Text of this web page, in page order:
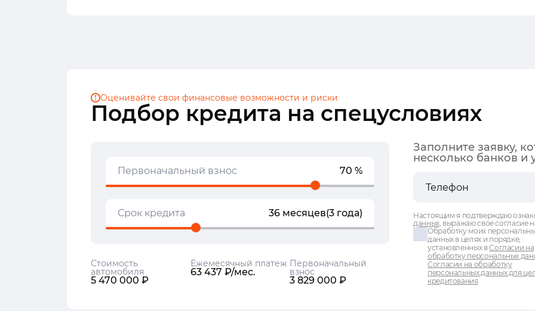
Подбор кредита на спецусловиях
Оценивайте свои финансовые возможности и риски
Первоначальный взнос 70 %
Срок кредита 36 месяцев(3 года)
Стоимость
автомобиля
5 470 000 ₽
Ежемесячный платеж
63 437 ₽/мес.
Первоначальный
взнос
3 829 000 ₽
Заполните заявку,
несколько банков и
Настоящим я подтверждаю
данных, выражаю свое согласие
Обработку моих
данных в целях и порядке,
установленных вСогласии на
обработку персональных
Согласии на обработку
персональных данных для
кредитования